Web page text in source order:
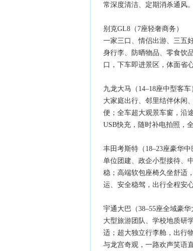
常深度清洁、定期消杀通风。
别克GL8（7座轻奢商务）
一家三口、情侣出游、三五
身行李、防晒物品、零食饮
口，下车即进景区，体面省
九龙大马（14–18座中型客车
大家庭出行、邻里结伴休闲
便；全车超大观景车窗，沿
USB快充，随时补电拍照，
丰田考斯特（18–23座豪华中
单位团建、政企小型接待、
稳；高端软包座椅久坐舒适
运、安全稳驾，出行全程安心
宇通大巴（38–55座全域豪华
大型旅游团队、学校地质研
适；超大独立行李舱，出行
与龙宫奇观，一路欢声笑语